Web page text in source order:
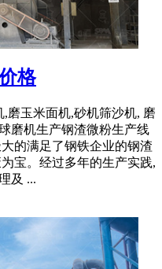
格
磨玉米面机,砂机筛沙机, 磨
磨机生产钢渣微粉生产线
的满足了钢铁企业的钢渣
宝。经过多年的生产实践,
及 ...